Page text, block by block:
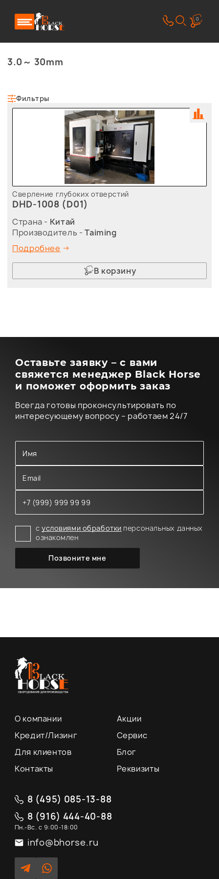
0
3.0～ 30mm
Фильтры
Сверление глубоких отверстий
DHD-1008 (D01)
Страна - Китай
Производитель -Taiming
Подробнее
В корзину
Оставьте заявку – с вами
свяжется менеджер Black Horse
и поможет оформить заказ
Всегда готовы проконсультировать по
интересующему вопросу – работаем 24/7
сусловиями обработки персональных данных
ознакомлен
О компании
Акции
Кредит/Лизинг
Сервис
Для клиентов
Блог
Контакты
Реквизиты
8 (495) 085-13-88
8 (916) 444-40-88
Пн.-Вс. с 9:00-18:00
info@bhorse.ru